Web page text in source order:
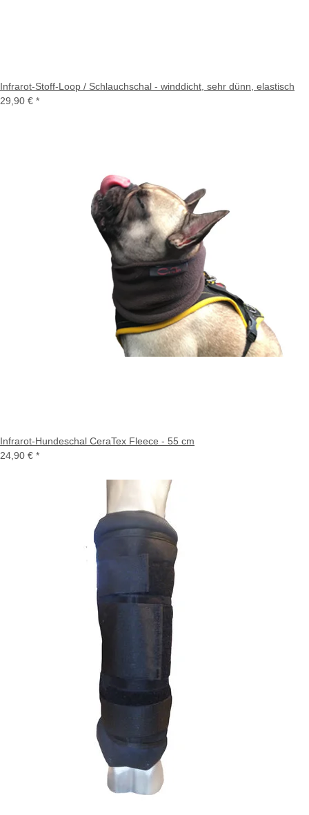
Infrarot-Stoff-Loop / Schlauchschal - winddicht, sehr dünn, elastisch
29,90 € *
Infrarot-Hundeschal CeraTex Fleece - 55 cm
24,90 € *